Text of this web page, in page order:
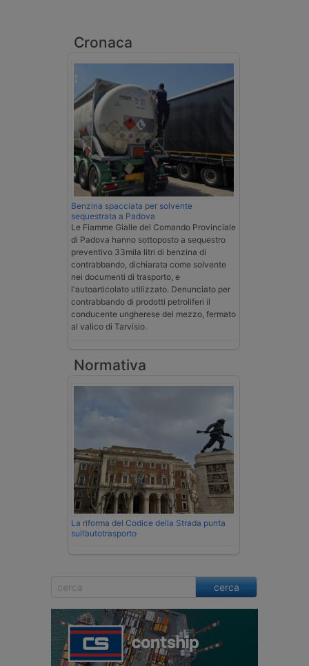
Cronaca
Benzina spacciata per solvente
sequestrata a Padova
Le Fiamme Gialle del Comando Provinciale
di Padova hanno sottoposto a sequestro
preventivo 33mila litri di benzina di
contrabbando, dichiarata come solvente
nei documenti di trasporto, e
l'autoarticolato utilizzato. Denunciato per
contrabbando di prodotti petroliferi il
conducente ungherese del mezzo, fermato
al valico di Tarvisio.
Normativa
La riforma del Codice della Strada punta
sull’autotrasporto
cerca